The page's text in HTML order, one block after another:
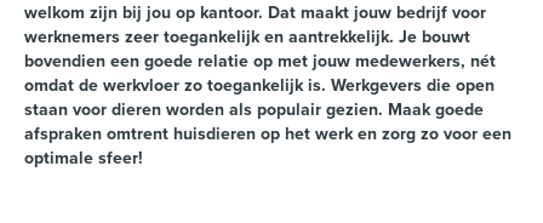
welkom zijn bij jou op kantoor. Dat maakt jouw bedrijf voor
werknemers zeer toegankelijk en aantrekkelijk. Je bouwt
bovendien een goede relatie op met jouw medewerkers, nét
omdat de werkvloer zo toegankelijk is. Werkgevers die open
staan voor dieren worden als populair gezien. Maak goede
afspraken omtrent huisdieren op het werk en zorg zo voor een
optimale sfeer!